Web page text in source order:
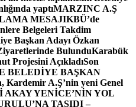
yaptıMARZINC A.Ş
MESAJIKBÜ’de
Belgeleri Takdim
Başkan Adayı Özkan
BulunduKarabük
Projesini AçıkladıSon
BELEDİYE BAŞKAN
Kardemir A.Ş’nin yeni Genel
YENİCE’NİN YOL
TAŞIDI –